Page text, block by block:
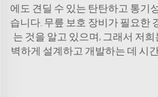
에도 견딜 수 있는 탄탄하고 통기
습니다. 무릎 보호 장비가 필요한
는 것을 알고 있으며, 그래서 저
벽하게 설계하고 개발하는 데 시